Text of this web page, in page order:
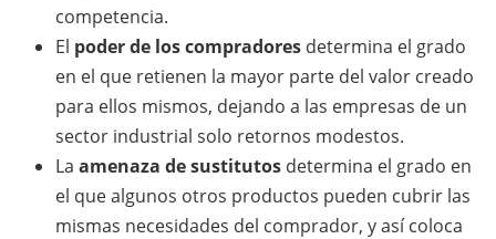
competencia.
El poder de los compradores determina el grado
en el que retienen la mayor parte del valor creado
para ellos mismos, dejando a las empresas de un
sector industrial solo retornos modestos.
La amenaza de sustitutos determina el grado en
el que algunos otros productos pueden cubrir las
mismas necesidades del comprador, y así coloca